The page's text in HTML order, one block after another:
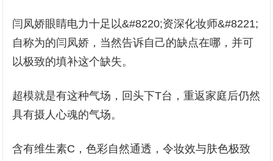
闫凤娇眼睛电力十足以&#8220;资深化妆师&#8221;
自称为的闫凤娇，当然告诉自己的缺点在哪，并可
以极致的填补这个缺失。
超模就是有这种气场，回头下T台，重返家庭后仍然
具有摄人心魂的气场。
含有维生素C，色彩自然通透，令妆效与肤色极致